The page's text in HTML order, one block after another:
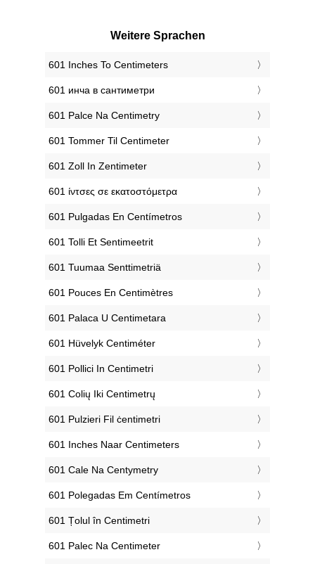
Weitere Sprachen
‎601 Inches To Centimeters
‎601 инча в сантиметри
‎601 Palce Na Centimetry
‎601 Tommer Til Centimeter
‎601 Zoll In Zentimeter
‎601 ίντσες σε εκατοστόμετρα
‎601 Pulgadas En Centímetros
‎601 Tolli Et Sentimeetrit
‎601 Tuumaa Senttimetriä
‎601 Pouces En Centimètres
‎601 Palaca U Centimetara
‎601 Hüvelyk Centiméter
‎601 Pollici In Centimetri
‎601 Colių Iki Centimetrų
‎601 Pulzieri Fil ċentimetri
‎601 Inches Naar Centimeters
‎601 Cale Na Centymetry
‎601 Polegadas Em Centímetros
‎601 Țolul în Centimetri
‎601 Palec Na Centimeter